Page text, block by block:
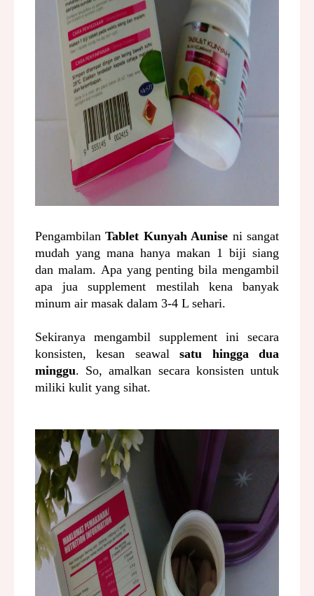
PengambilanTablet Kunyah Aunise ni sangat
mudah yang mana hanya makan 1 biji siang
dan malam. Apa yang penting bila mengambil
apa jua supplement mestilah kena banyak
minum air masak dalam 3-4 L sehari.
Sekiranya mengambil supplement ini secara
konsisten, kesan seawalsatu hingga dua
minggu. So, amalkan secara konsisten untuk
miliki kulit yang sihat.